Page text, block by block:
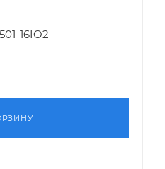
16IO2